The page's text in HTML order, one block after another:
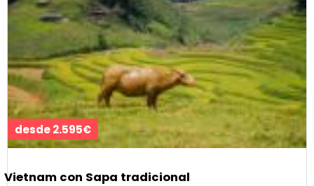
desde 2.595€
Vietnam con Sapa tradicional